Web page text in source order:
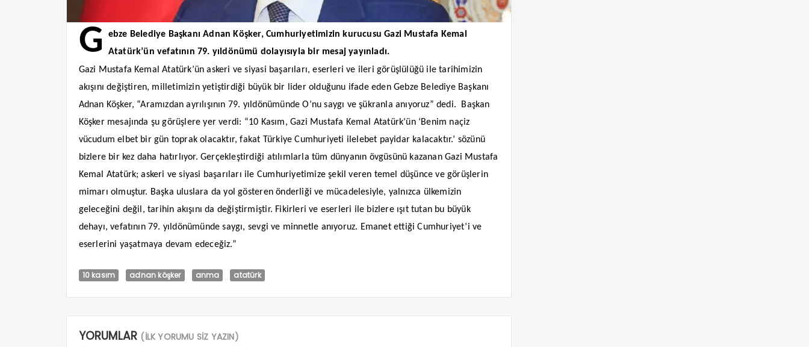
G
ebze Belediye Başkanı Adnan Köşker, Cumhuriyetimizin kurucusu Gazi Mustafa Kemal
Atatürk’ün vefatının 79. yıldönümü dolayısıyla bir mesaj yayınladı.
Gazi Mustafa Kemal Atatürk’ün askeri ve siyasi başarıları, eserleri ve ileri görüşlülüğü ile tarihimizin
akışını değiştiren, milletimizin yetiştirdiği büyük bir lider olduğunu ifade eden Gebze Belediye Başkanı
Adnan Köşker, “Aramızdan ayrılışının 79. yıldönümünde O’nu saygı ve şükranla anıyoruz” dedi.
Başkan
Köşker mesajında şu görüşlere yer verdi: “10 Kasım, Gazi Mustafa Kemal Atatürk’ün ‘Benim naçiz
vücudum elbet bir gün toprak olacaktır, fakat Türkiye Cumhuriyeti ilelebet payidar kalacaktır.’ sözünü
bizlere bir kez daha hatırlıyor. Gerçekleştirdiği atılımlarla tüm dünyanın övgüsünü kazanan Gazi Mustafa
Kemal Atatürk; askeri ve siyasi başarıları ile Cumhuriyetimize şekil veren temel düşünce ve görüşlerin
mimarı olmuştur. Başka uluslara da yol gösteren önderliği ve mücadelesiyle, yalnızca ülkemizin
geleceğini değil, tarihin akışını da değiştirmiştir. Fikirleri ve eserleri ile bizlere ışıt tutan bu büyük
dehayı, vefatının 79. yıldönümünde saygı, sevgi ve minnetle anıyoruz. Emanet ettiği Cumhuriyet’i ve
eserlerini yaşatmaya devam edeceğiz.”
10 kasım adnan köşker anma atatürk
YORUMLAR (İLK YORUMU SİZ YAZIN)